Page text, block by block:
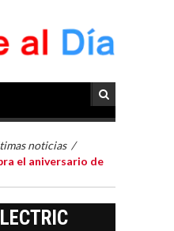
noticias /
el aniversario de